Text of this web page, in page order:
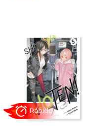
15%
dcto.